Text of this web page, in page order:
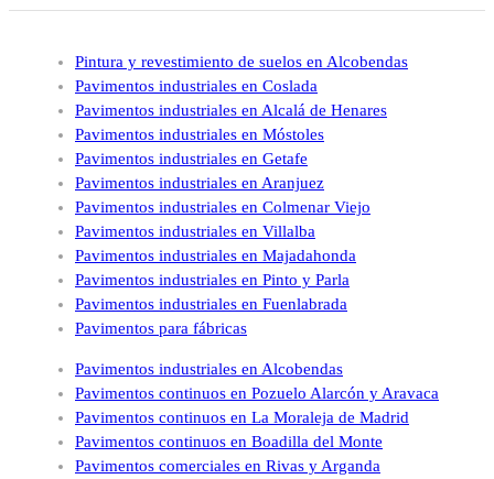
Pintura y revestimiento de suelos en Alcobendas
Pavimentos industriales en Coslada
Pavimentos industriales en Alcalá de Henares
Pavimentos industriales en Móstoles
Pavimentos industriales en Getafe
Pavimentos industriales en Aranjuez
Pavimentos industriales en Colmenar Viejo
Pavimentos industriales en Villalba
Pavimentos industriales en Majadahonda
Pavimentos industriales en Pinto y Parla
Pavimentos industriales en Fuenlabrada
Pavimentos para fábricas
Pavimentos industriales en Alcobendas
Pavimentos continuos en Pozuelo Alarcón y Aravaca
Pavimentos continuos en La Moraleja de Madrid
Pavimentos continuos en Boadilla del Monte
Pavimentos comerciales en Rivas y Arganda